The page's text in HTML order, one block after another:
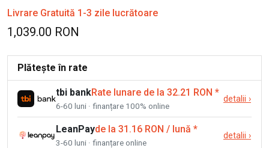
Livrare Gratuită 1-3 zile lucrătoare
1,039.00 RON
Plătește în rate
tbi bankRate lunare de la 32.21 RON *
6-60 luni · finanțare 100% online
detalii ›
LeanPayde la 31.16 RON / lună *
3-60 luni · finanțare online
detalii ›